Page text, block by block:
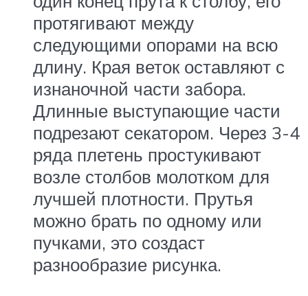
протягивают между
следующими опорами на всю
длину. Края веток оставляют с
изнаночной части забора.
Длинные выступающие части
подрезают секатором. Через 3-4
ряда плетень простукивают
возле столбов молотком для
лучшей плотности. Прутья
можно брать по одному или
пучками, это создаст
разнообразие рисунка.